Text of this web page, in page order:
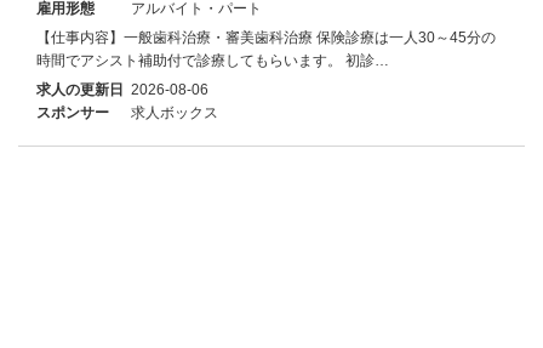
雇用形態
アルバイト・パート
【仕事内容】一般歯科治療・審美歯科治療 保険診療は一人30～45分の
時間でアシスト補助付で診療してもらいます。 初診…
求人の更新日 2026-08-06
スポンサー
求人ボックス